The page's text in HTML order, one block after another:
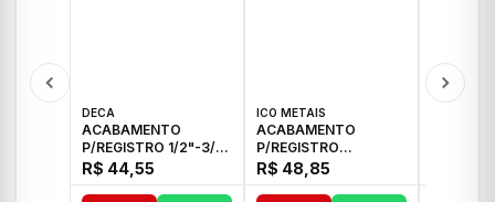
DECA
ACABAMENTO
P/REGISTRO 1/2"-3/4"
E 1"C21.PQ DECA
R$ 44,55
ICO METAIS
ACABAMENTO
P/REGISTRO
1/2"-3/4"-1" ACB M
CS 33 ICO
R$ 48,85